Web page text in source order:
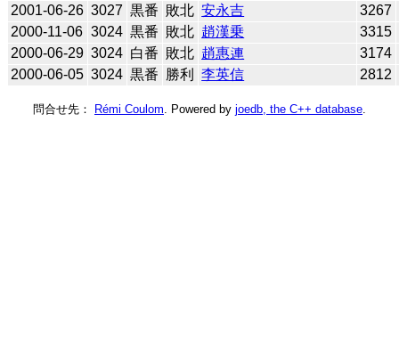
2001-06-26 3027 黒番 敗北 安永吉
3267
2000-11-06 3024 黒番 敗北 趙漢乗
3315
2000-06-29 3024 白番 敗北 趙惠連
3174
2000-06-05 3024 黒番 勝利 李英信 2812
問合せ先： Rémi Coulom . Powered by joedb, the C++ database